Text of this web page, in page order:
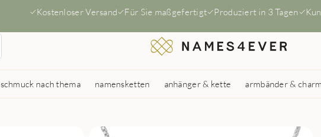
Kostenloser Versand Für Sie maßgefertigt Produziert in 3 Tagen
schmuck nach thema namensketten anhänger & kette armbänder &